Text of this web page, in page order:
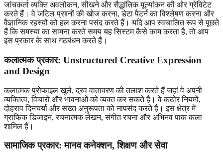
जांचकर्ता व्यक्ति अवलोकन, सीखने और सैद्धांतिक मूल्यांकन की ओर ग्रेविटेट
करते हैं। वे जटिल प्रश्नों की खोज करना, डेटा पैटर्न का विश्लेषण करना और
वैज्ञानिक रहस्यों को हल करना पसंद करते हैं। यदि आप स्वचालित रूप से पूछते
हैं कि समस्या का सामना करते समय यह सिस्टम कैसे काम करता है, तो आप
इस प्रकार के साथ गठबंधन करते हैं।
कलात्मक प्रकार: Unstructured Creative Expression
and Design
कलात्मक प्रोफाइल खुले, द्रव वातावरण की तलाश करते हैं जहां वे अपनी
व्यक्तित्व, विचारों और भावनाओं को व्यक्त कर सकते हैं। वे कठोर नियमों,
दोहराव दिनचर्या और सख्त अनुरूपता को नापसंद करते हैं। इस क्षेत्र में
ग्राफिक डिजाइन, रचनात्मक लेखन, संगीत रचना और अभिनव पाक कला
शामिल हैं।
सामाजिक प्रकार: मानव कनेक्शन, शिक्षण और सेवा